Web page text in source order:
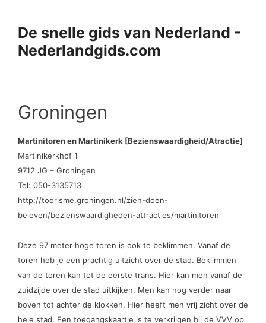
inhoud
De snelle gids van Nederland -
Nederlandgids.com
Groningen
Martinitoren en Martinikerk [Bezienswaardigheid/Atractie]
Martinikerkhof 1
9712 JG – Groningen
Tel: 050-3135713
http://toerisme.groningen.nl/zien-doen-
beleven/bezienswaardigheden-attracties/martinitoren
Deze 97 meter hoge toren is ook te beklimmen. Vanaf de
toren heb je een prachtig uitzicht over de stad. Beklimmen
van de toren kan tot de eerste trans. Hier kan men vanaf de
zuidzijde over de stad uitkijken. Men kan nog verder naar
boven tot achter de klokken. Hier heeft men vrij zicht over de
hele stad. Een toegangskaartje is te verkrijgen bij de VVV op